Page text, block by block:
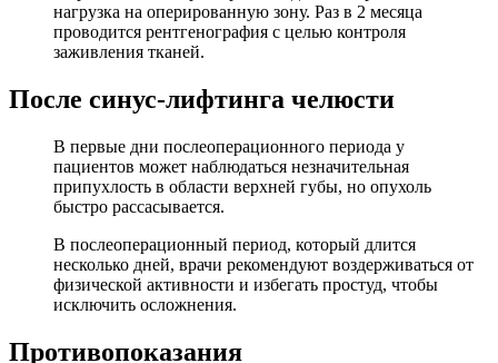
нагрузка на оперированную зону. Раз в 2 месяца
проводится рентгенография с целью контроля
заживления тканей.
После синус-лифтинга челюсти
В первые дни послеоперационного периода у
пациентов может наблюдаться незначительная
припухлость в области верхней губы, но опухоль
быстро рассасывается.
В послеоперационный период, который длится
несколько дней, врачи рекомендуют воздерживаться от
физической активности и избегать простуд, чтобы
исключить осложнения.
Противопоказания